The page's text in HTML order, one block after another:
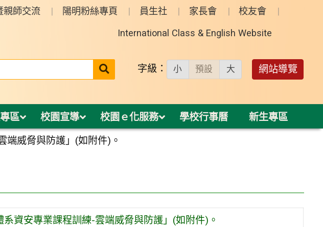
親師交流 陽明粉絲專頁 員生社 家長會 校友會
International Class & English Website
送出 字級： 小 預設 大 網站導覽
區 校園宣導 校園ｅ化服務 學校行事曆 新生專區
端威脅與防護」(如附件)。
資安專業課程訓練-雲端威脅與防護」(如附件)。